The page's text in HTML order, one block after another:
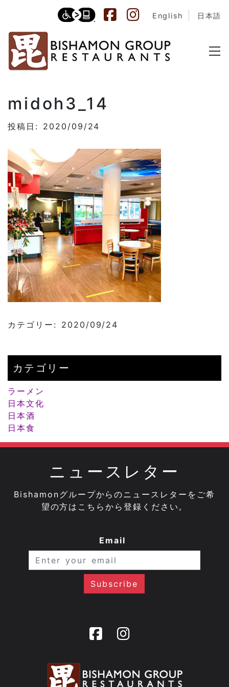
English 日本語
midoh3_14
投稿日: 2020/09/24
カテゴリー: 2020/09/24
カテゴリー
ラーメン
日本文化
日本酒
日本食
ニュースレター
Bishamonグループからのニュースレターをご希
望の方はこちらから登録ください。
Email